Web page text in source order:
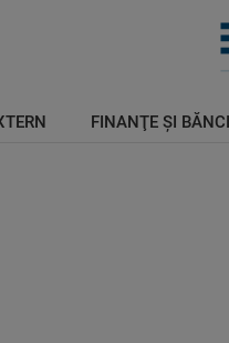
FINANŢE ŞI BĂNCI